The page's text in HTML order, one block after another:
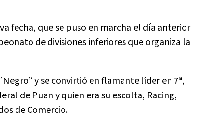
fecha, que se puso en marcha el día anterior
de divisiones inferiores que organiza la
y se convirtió en flamante líder en 7ª,
de Puan y quien era su escolta, Racing,
de Comercio.